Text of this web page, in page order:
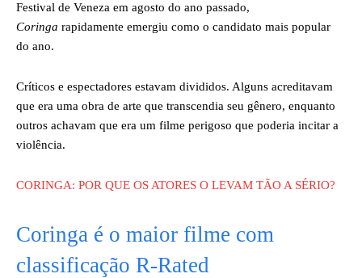
Festival de Veneza em agosto do ano passado,
Coringa rapidamente emergiu como o candidato mais popular
do ano.
Críticos e espectadores estavam divididos. Alguns acreditavam
que era uma obra de arte que transcendia seu gênero, enquanto
outros achavam que era um filme perigoso que poderia incitar a
violência.
CORINGA: POR QUE OS ATORES O LEVAM TÃO A SÉRIO?
Coringa é o maior filme com
classificação R-Rated